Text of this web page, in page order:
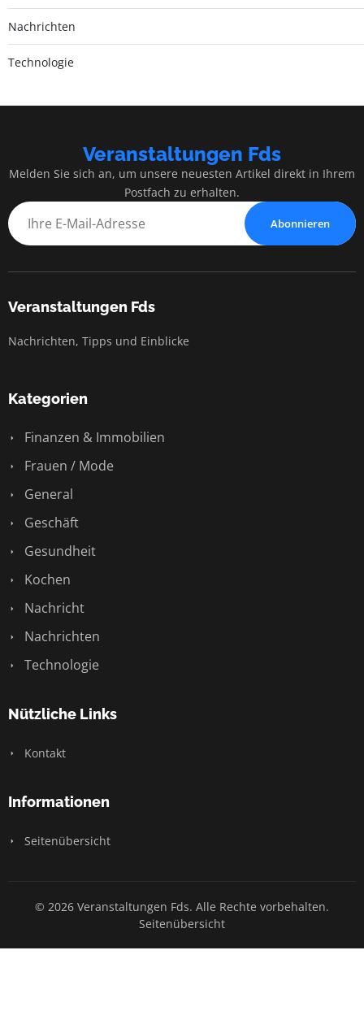
Nachrichten
Technologie
Veranstaltungen Fds
Melden Sie sich an, um unsere neuesten Artikel direkt in Ihrem
Postfach zu erhalten.
Abonnieren
Veranstaltungen Fds
Nachrichten, Tipps und Einblicke
Kategorien
Finanzen & Immobilien
Frauen / Mode
General
Geschäft
Gesundheit
Kochen
Nachricht
Nachrichten
Technologie
Nützliche Links
Kontakt
Informationen
Seitenübersicht
© 2026 Veranstaltungen Fds. Alle Rechte vorbehalten.
Seitenübersicht